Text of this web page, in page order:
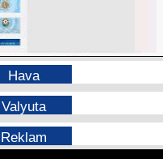
Hava
Valyuta
Reklam